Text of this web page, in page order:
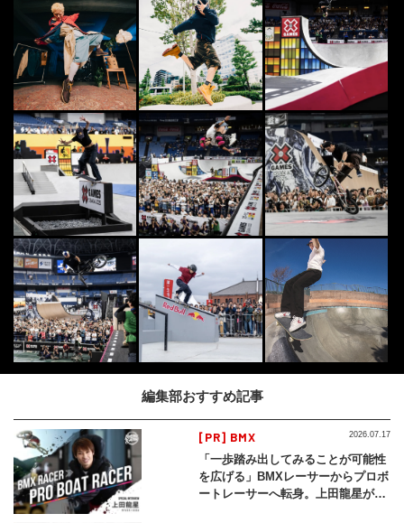
編集部おすすめ記事
[PR] BMX
「一歩踏み出してみることが可能性
を広げる」BMXレーサーからプロボ
ートレーサーへ転身。上田龍星が体
2026.07.17